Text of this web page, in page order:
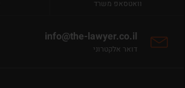
וואטסאפ משרד
info@the-lawyer.co.il
דואר אלקטרוני